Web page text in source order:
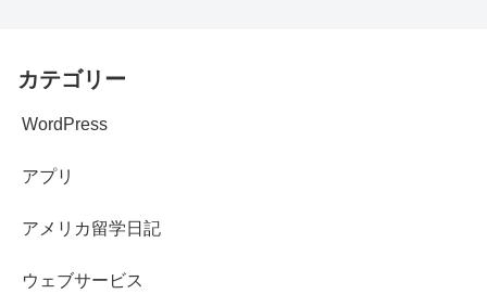
カテゴリー
WordPress
アプリ
アメリカ留学日記
ウェブサービス